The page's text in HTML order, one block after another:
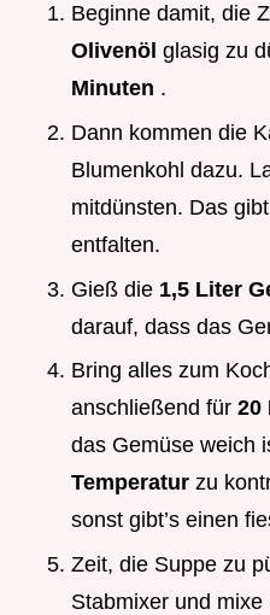
Beginne damit, die
Olivenöl glasig zu
Minuten .
Dann kommen die
Blumenkohl dazu.
mitdünsten. Das
entfalten.
Gieß die 1,5 Liter
darauf, dass das
Bring alles zum
anschließend für 20
das Gemüse weich
Temperatur zu
sonst gibt’s einen
Zeit, die Suppe zu
Stabmixer und mixe